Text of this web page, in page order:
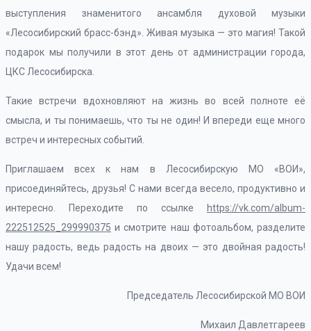
выступления знаменитого ансамбля духовой музыки
«Лесосибирский брасс-бэнд». Живая музыка — это магия! Такой
подарок мы получили в этот день от администрации города,
ЦКС Лесосибирска.
Такие встречи вдохновляют на жизнь во всей полноте её
смысла, и ты понимаешь, что ты не один! И впереди еще много
встреч и интересных событий.
Приглашаем всех к нам в Лесосибирскую МО «ВОИ»,
присоединяйтесь, друзья! С нами всегда весело, продуктивно и
интересно. Переходите по ссылке
https://vk.com/album-
222512525_299990375 и смотрите наш фотоальбом, разделите
нашу радость, ведь радость на двоих — это двойная радость!
Удачи всем!
Председатель Лесосибирской МО ВОИ
Михаил Давлетгареев